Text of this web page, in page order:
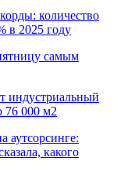
количество
в 2025 году
самым
индустриальный
76 000 м2
аутсорсинге:
какого